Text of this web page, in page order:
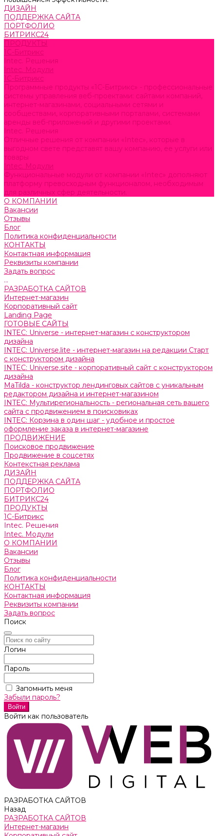
ДИЗАЙН
ПОДДЕРЖКА САЙТА
ПОРТФОЛИО
БИТРИКС24
ПРОДУКТЫ
1С-Битрикс
Intec. Решения
Intec. Модули
1С-Битрикс
Программные продукты «1С-Битрикс» - профессиональные
системы управления веб-проектами: сайтами компаний,
интернет-магазинами, социальными сетями и
сообществами, корпоративными порталами, системами
аренды веб-приложений и другими проектами.
Intec. Решения
Отличные решения от компании «Intec», которые в
выгодном свете представят вашу компанию, ее услуги или
товары
Intec. Модули
Функциональные модули от компании «Intec» дополняют
платформу превосходным функционалом, необходимым
для различных сфер деятельности.
О КОМПАНИИ
Вакансии
Отзывы
Блог
Политика конфиденциальности
КОНТАКТЫ
Контактная информация
Реквизиты компании
Задать вопрос
...
РАЗРАБОТКА САЙТОВ
Интернет-магазин
Корпоративный сайт
Landing Page
ГОТОВЫЕ САЙТЫ
INTEC: Universe - интернет-магазин с конструктором
дизайна
INTEC: Universe.lite - интернет-магазин на редакции Старт
с конструктором дизайна
INTEC: Universe.site - корпоративный сайт с конструктором
дизайна
MaTilda - конструктор лендинговых сайтов с уникальным
редактором дизайна и интернет-магазином
INTEC: Мультирегиональность - региональная сеть вашего
сайта с продвижением в поисковиках
INTEC: Корзина в один шаг - удобное и простое
оформление заказа в интернет-магазине
ПРОДВИЖЕНИЕ
Поисковое продвижение
Продвижение в соцсетях
Контекстная реклама
ДИЗАЙН
ПОДДЕРЖКА САЙТА
ПОРТФОЛИО
БИТРИКС24
ПРОДУКТЫ
1С-Битрикс
Intec. Решения
Intec. Модули
О КОМПАНИИ
Вакансии
Отзывы
Блог
Политика конфиденциальности
КОНТАКТЫ
Контактная информация
Реквизиты компании
Задать вопрос
Поиск
Логин
Пароль
Запомнить меня
Забыли пароль?
Войти как пользователь
РАЗРАБОТКА САЙТОВ
Назад
РАЗРАБОТКА САЙТОВ
Интернет-магазин